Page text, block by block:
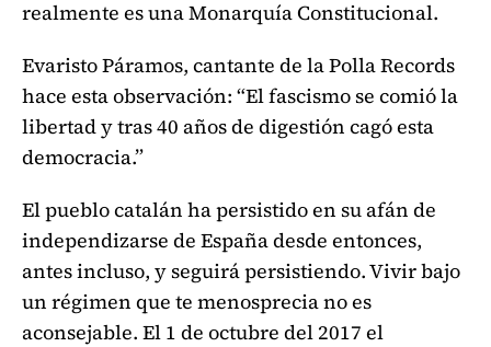
realmente es una Monarquía Constitucional.
Evaristo Páramos, cantante de la Polla Records
hace esta observación: “El fascismo se comió la
libertad y tras 40 años de digestión cagó esta
democracia.”
El pueblo catalán ha persistido en su afán de
independizarse de España desde entonces,
antes incluso, y seguirá persistiendo. Vivir bajo
un régimen que te menosprecia no es
aconsejable. El 1 de octubre del 2017 el